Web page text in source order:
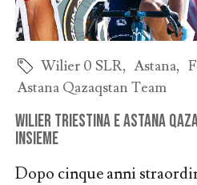
Wilier 0 SLR, Astana,
Astana Qazaqstan Team
Wilier Triestina e Astana
insieme
Dopo cinque anni